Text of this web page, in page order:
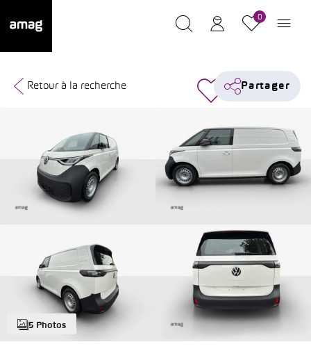
0
5 Photos
Retour à la recherche Partager